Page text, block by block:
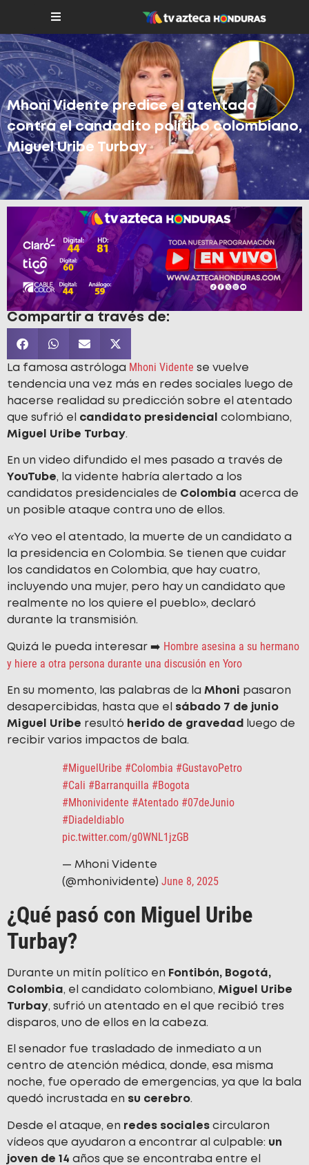
Mhoni Vidente predice el atentado
contra el candadito político colombiano,
Miguel Uribe Turbay
Compartir a través de:
La famosa astróloga Mhoni Vidente se vuelve
tendencia una vez más en redes sociales luego de
hacerse realidad su predicción sobre el atentado
que sufrió el candidato presidencial colombiano,
Miguel Uribe Turbay.
En un video difundido el mes pasado a través de
YouTube, la vidente habría alertado a los
candidatos presidenciales de Colombia acerca de
un posible ataque contra uno de ellos.
«Yo veo el atentado, la muerte de un candidato a
la presidencia en Colombia. Se tienen que cuidar
los candidatos en Colombia, que hay cuatro,
incluyendo una mujer, pero hay un candidato que
realmente no los quiere el pueblo», declaró
durante la transmisión.
Quizá le pueda interesar ➡️ Hombre asesina a su hermano
y hiere a otra persona durante una discusión en Yoro
En su momento, las palabras de la Mhoni pasaron
desapercibidas, hasta que el sábado 7 de junio
Miguel Uribe resultó herido de gravedad
luego de
recibir varios impactos de bala.
#MiguelUribe #Colombia #GustavoPetro
#Cali #Barranquilla #Bogota
#Mhonividente #Atentado #07deJunio
#Diadeldiablo
pic.twitter.com/g0WNL1jzGB
— Mhoni Vidente
(@mhonividente) June 8, 2025
¿Qué pasó con Miguel Uribe
Turbay?
Durante un mitín político en Fontibón, Bogotá,
Colombia, el candidato colombiano, Miguel Uribe
Turbay, sufrió un atentado en el que recibió tres
disparos, uno de ellos en la cabeza.
El senador fue trasladado de inmediato a un
centro de atención médica, donde, esa misma
noche, fue operado de emergencias, ya que la bala
quedó incrustada en su cerebro.
Desde el ataque, en redes sociales circularon
vídeos que ayudaron a encontrar al culpable: un
joven de 14 años que se encontraba entre el